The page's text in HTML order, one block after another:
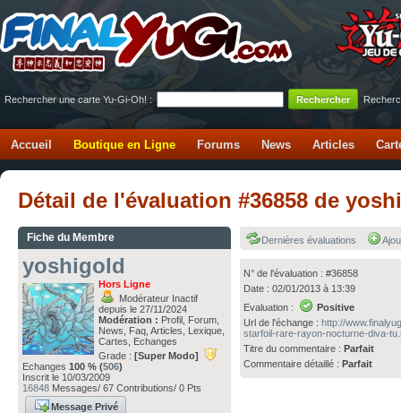
Rechercher une carte Yu-Gi-Oh! :
Accueil Boutique en Ligne Forums News Articles
Détail de l'évaluation #36858 de
Fiche du Membre
yoshigold
Hors Ligne
Modérateur Inactif
depuis le 27/11/2024
Modération : Profil, Forum,
News, Faq, Articles, Lexique,
Cartes, Echanges
Grade : [Super Modo]
Echanges 100 % (506)
Inscrit le 10/03/2009
16848 Messages/ 67 Contributions/ 0 Pts
Message Privé
Dernières évaluations
N° de l'évaluation : #36858
Date : 02/01/2013 à 13:39
Evaluation :
Positive
Url de l'échange :http://
starfoil-rare-rayon-nocturne-diva-
Titre du commentaire :Parfait
Commentaire détaillé :Parfait